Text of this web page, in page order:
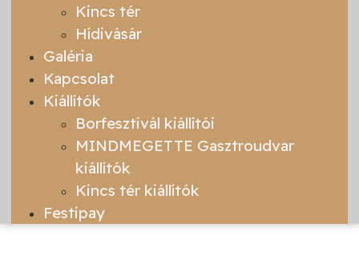
Kincs tér
Hídivásár
Galéria
Kapcsolat
Kiállítók
Borfesztivál kiállítói
MINDMEGETTE Gasztroudvar
kiállítók
Kincs tér kiállítók
Festipay